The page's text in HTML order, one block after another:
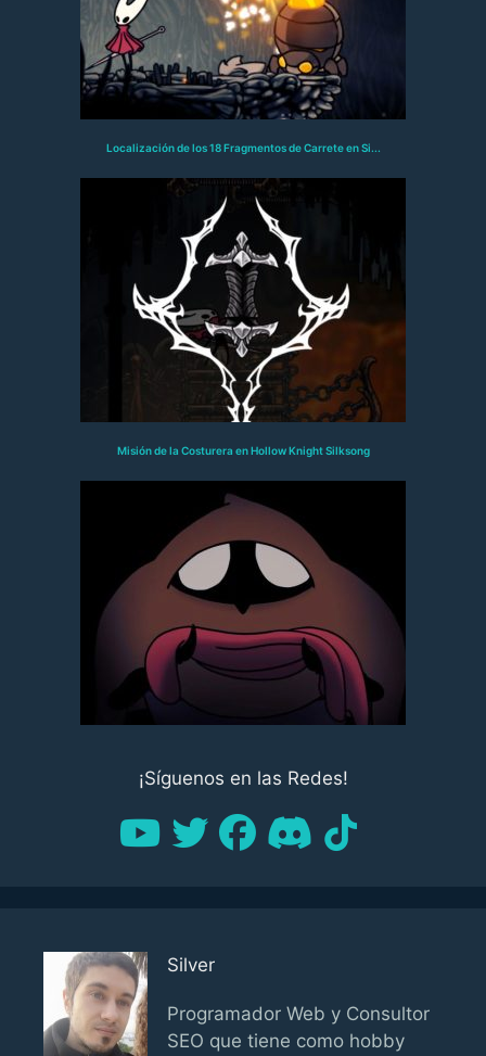
Localización de los 18 Fragmentos de Carrete en Si...
Misión de la Costurera en Hollow Knight Silksong
¡Síguenos en las Redes!
Silver
Programador Web y Consultor
SEO que tiene como hobby